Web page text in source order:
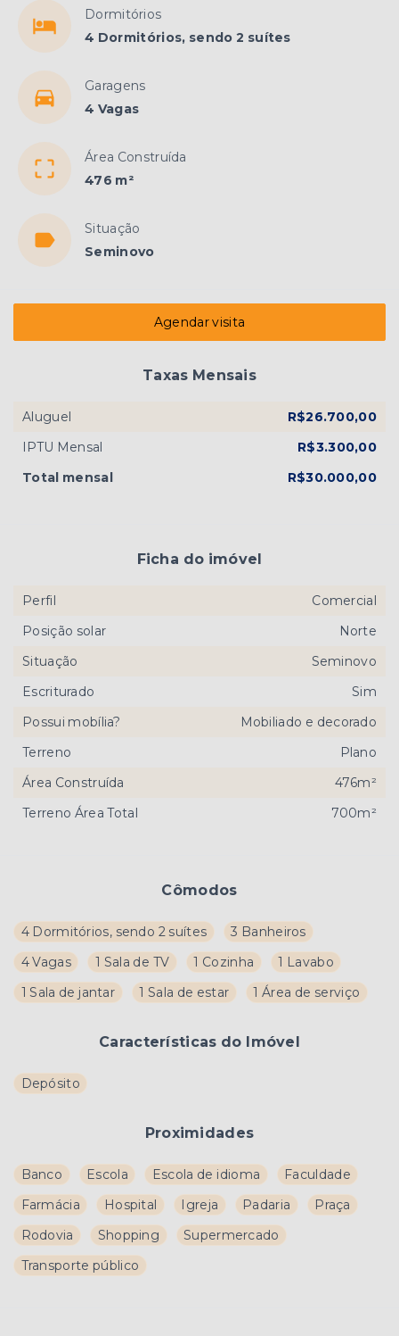
Dormitórios
4 Dormitórios, sendo 2 suítes
Garagens
4 Vagas
Área Construída
476 m²
Situação
Seminovo
Cômodos
4 Dormitórios, sendo 2 suítes
3 Banheiros
4 Vagas
1 Sala de TV 1 Cozinha
1 Lavabo
1 Sala de jantar
1 Sala de estar 1 Área de serviço
Características do Imóvel
Depósito
Proximidades
Banco Escola Escola de idioma
Faculdade
Farmácia
Hospital Igreja Padaria
Praça
Rodovia
Shopping
Supermercado
Transporte público
Agendar visita
Taxas Mensais
Aluguel
R$26.700,00
IPTU Mensal
R$3.300,00
Total mensal
R$30.000,00
Ficha do imóvel
Perfil
Comercial
Posição solar
Norte
Situação
Seminovo
Escriturado
Sim
Possui mobília?
Mobiliado e decorado
Terreno
Plano
Área Construída
476m²
Terreno Área Total
700m²